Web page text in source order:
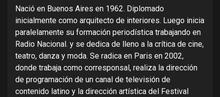
Nació en Buenos Aires en 1962. Diplomado
inicialmente como arquitecto de interiores. Luego inicia
paralelamente su formación periodística trabajando en
Radio Nacional. y se dedica de lleno a la crítica de cine,
teatro, danza y moda. Se radica en Paris en 2002,
donde trabaja como corresponsal, realiza la dirección
de programación de un canal de televisión de
contenido latino y la dirección artística del Festival